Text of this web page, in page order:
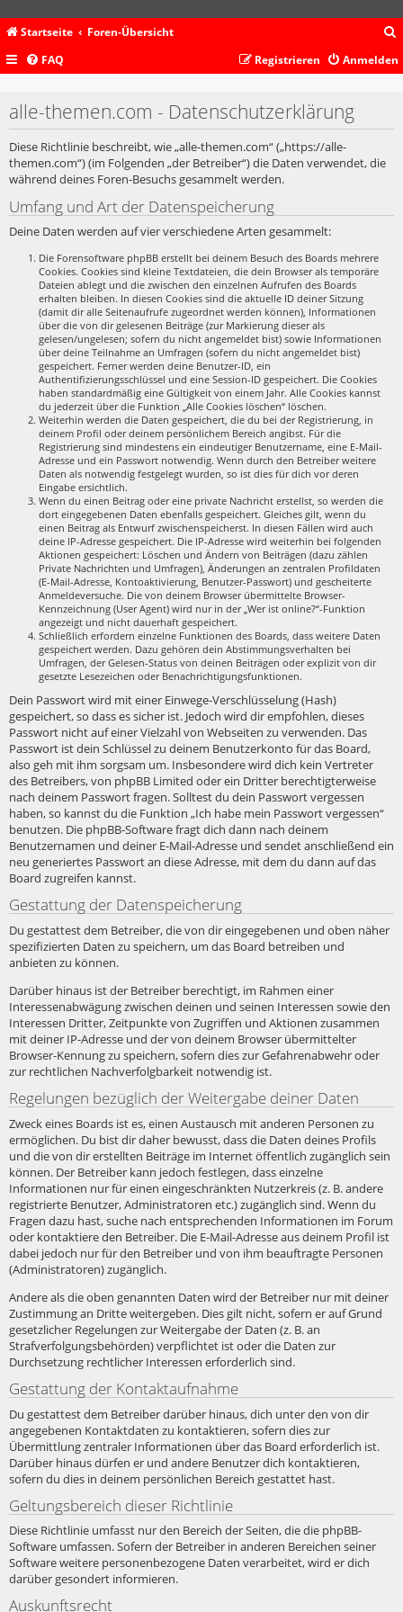
Startseite Foren-Übersicht
c
FAQ Anmelden
Registrieren
alle-themen.com - Datenschutzerklärung
Diese Richtlinie beschreibt, wie „alle-themen.com“ („https://alle-
themen.com“) (im Folgenden „der Betreiber“) die Daten verwendet, die
während deines Foren-Besuchs gesammelt werden.
Umfang und Art der Datenspeicherung
Deine Daten werden auf vier verschiedene Arten gesammelt:
Die Forensoftware phpBB erstellt bei deinem Besuch des Boards mehrere
Cookies. Cookies sind kleine Textdateien, die dein Browser als temporäre
Dateien ablegt und die zwischen den einzelnen Aufrufen des Boards
erhalten bleiben. In diesen Cookies sind die aktuelle ID deiner Sitzung
(damit dir alle Seitenaufrufe zugeordnet werden können), Informationen
über die von dir gelesenen Beiträge (zur Markierung dieser als
gelesen/ungelesen; sofern du nicht angemeldet bist) sowie Informationen
über deine Teilnahme an Umfragen (sofern du nicht angemeldet bist)
gespeichert. Ferner werden deine Benutzer-ID, ein
Authentifizierungsschlüssel und eine Session-ID gespeichert. Die Cookies
haben standardmäßig eine Gültigkeit von einem Jahr. Alle Cookies kannst
du jederzeit über die Funktion „Alle Cookies löschen“ löschen.
Weiterhin werden die Daten gespeichert, die du bei der Registrierung, in
deinem Profil oder deinem persönlichem Bereich angibst. Für die
Registrierung sind mindestens ein eindeutiger Benutzername, eine E-Mail-
Adresse und ein Passwort notwendig. Wenn durch den Betreiber weitere
Daten als notwendig festgelegt wurden, so ist dies für dich vor deren
Eingabe ersichtlich.
Wenn du einen Beitrag oder eine private Nachricht erstellst, so werden die
dort eingegebenen Daten ebenfalls gespeichert. Gleiches gilt, wenn du
einen Beitrag als Entwurf zwischenspeicherst. In diesen Fällen wird auch
deine IP-Adresse gespeichert. Die IP-Adresse wird weiterhin bei folgenden
Aktionen gespeichert: Löschen und Ändern von Beiträgen (dazu zählen
Private Nachrichten und Umfragen), Änderungen an zentralen Profildaten
(E-Mail-Adresse, Kontoaktivierung, Benutzer-Passwort) und gescheiterte
Anmeldeversuche. Die von deinem Browser übermittelte Browser-
Kennzeichnung (User Agent) wird nur in der „Wer ist online?“-Funktion
angezeigt und nicht dauerhaft gespeichert.
Schließlich erfordern einzelne Funktionen des Boards, dass weitere Daten
gespeichert werden. Dazu gehören dein Abstimmungsverhalten bei
Umfragen, der Gelesen-Status von deinen Beiträgen oder explizit von dir
gesetzte Lesezeichen oder Benachrichtigungsfunktionen.
Dein Passwort wird mit einer Einwege-Verschlüsselung (Hash)
gespeichert, so dass es sicher ist. Jedoch wird dir empfohlen, dieses
Passwort nicht auf einer Vielzahl von Webseiten zu verwenden. Das
Passwort ist dein Schlüssel zu deinem Benutzerkonto für das Board,
also geh mit ihm sorgsam um. Insbesondere wird dich kein Vertreter
des Betreibers, von phpBB Limited oder ein Dritter berechtigterweise
nach deinem Passwort fragen. Solltest du dein Passwort vergessen
haben, so kannst du die Funktion „Ich habe mein Passwort vergessen“
benutzen. Die phpBB-Software fragt dich dann nach deinem
Benutzernamen und deiner E-Mail-Adresse und sendet anschließend ein
neu generiertes Passwort an diese Adresse, mit dem du dann auf das
Board zugreifen kannst.
Gestattung der Datenspeicherung
Du gestattest dem Betreiber, die von dir eingegebenen und oben näher
spezifizierten Daten zu speichern, um das Board betreiben und
anbieten zu können.
Darüber hinaus ist der Betreiber berechtigt, im Rahmen einer
Interessenabwägung zwischen deinen und seinen Interessen sowie den
Interessen Dritter, Zeitpunkte von Zugriffen und Aktionen zusammen
mit deiner IP-Adresse und der von deinem Browser übermittelter
Browser-Kennung zu speichern, sofern dies zur Gefahrenabwehr oder
zur rechtlichen Nachverfolgbarkeit notwendig ist.
Regelungen bezüglich der Weitergabe deiner Daten
Zweck eines Boards ist es, einen Austausch mit anderen Personen zu
ermöglichen. Du bist dir daher bewusst, dass die Daten deines Profils
und die von dir erstellten Beiträge im Internet öffentlich zugänglich sein
können. Der Betreiber kann jedoch festlegen, dass einzelne
Informationen nur für einen eingeschränkten Nutzerkreis (z. B. andere
registrierte Benutzer, Administratoren etc.) zugänglich sind. Wenn du
Fragen dazu hast, suche nach entsprechenden Informationen im Forum
oder kontaktiere den Betreiber. Die E-Mail-Adresse aus deinem Profil ist
dabei jedoch nur für den Betreiber und von ihm beauftragte Personen
(Administratoren) zugänglich.
Andere als die oben genannten Daten wird der Betreiber nur mit deiner
Zustimmung an Dritte weitergeben. Dies gilt nicht, sofern er auf Grund
gesetzlicher Regelungen zur Weitergabe der Daten (z. B. an
Strafverfolgungsbehörden) verpflichtet ist oder die Daten zur
Durchsetzung rechtlicher Interessen erforderlich sind.
Gestattung der Kontaktaufnahme
Du gestattest dem Betreiber darüber hinaus, dich unter den von dir
angegebenen Kontaktdaten zu kontaktieren, sofern dies zur
Übermittlung zentraler Informationen über das Board erforderlich ist.
Darüber hinaus dürfen er und andere Benutzer dich kontaktieren,
sofern du dies in deinem persönlichen Bereich gestattet hast.
Geltungsbereich dieser Richtlinie
Diese Richtlinie umfasst nur den Bereich der Seiten, die die phpBB-
Software umfassen. Sofern der Betreiber in anderen Bereichen seiner
Software weitere personenbezogene Daten verarbeitet, wird er dich
darüber gesondert informieren.
Auskunftsrecht